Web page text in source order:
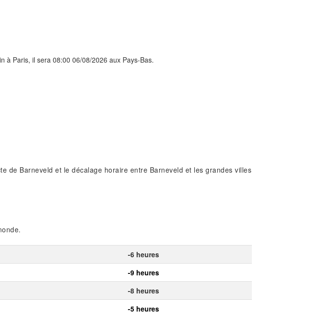
à Paris, il sera 08:00 06/08/2026 aux Pays-Bas.
de Barneveld et le décalage horaire entre Barneveld et les grandes villes
-6 heures
-9 heures
-8 heures
-5 heures